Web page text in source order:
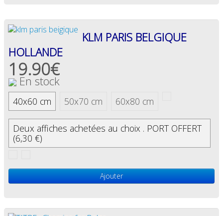
KLM PARIS BELGIQUE
HOLLANDE
19.90€
En stock
40x60 cm 50x70 cm 60x80 cm
Deux affiches achetées au choix . PORT OFFERT
(6,30 €)
Ajouter